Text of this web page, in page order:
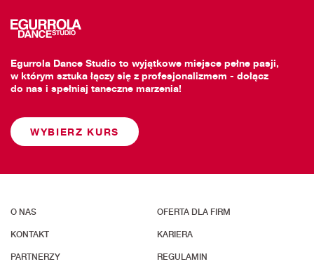
Egurrola Dance Studio to wyjątkowe miejsce pełne pasji,
w którym sztuka łączy się z profesjonalizmem - dołącz
do nas i spełniaj taneczne marzenia!
WYBIERZ KURS
O NAS OFERTA DLA FIRM
KONTAKT KARIERA
PARTNERZY REGULAMIN